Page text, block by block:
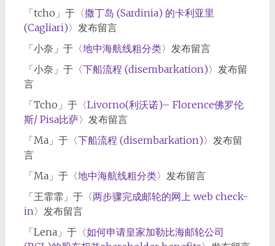
「tcho 」于〈撒丁岛 (Sardinia) 的卡利亚里
(Cagliari)〉发布留言
「小奈 」于〈地中海航线粗分类〉发布留言
「小奈 」于〈下船流程 (disembarkation)〉发布留
言
「Tcho 」于〈Livorno(利沃诺)– Florence佛罗伦
斯/ Pisa比萨〉发布留言
「Ma」于〈下船流程 (disembarkation)〉发布留
言
「Ma」于〈地中海航线粗分类〉发布留言
「王霏霏」于〈两步骤完成邮轮的网上 web check-
in〉发布留言
「Lena」于〈如何申请皇家加勒比海邮轮公司